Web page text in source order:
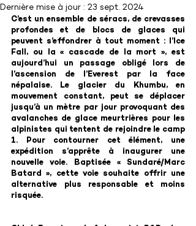
Dernière mise à jour : 23 sept. 2024
C’est un ensemble de séracs, de crevasses
profondes et de blocs de glaces qui
peuvent s’effondrer à tout moment : l’Ice
Fall, ou la « cascade de la mort », est
aujourd’hui un passage obligé lors de
l’ascension de l’Everest par la face
népalaise. Le glacier du Khumbu, en
mouvement constant, peut se déplacer
jusqu’à un mètre par jour provoquant des
avalanches de glace meurtrières pour les
alpinistes qui tentent de rejoindre le camp
1. Pour contourner cet élément, une
expédition s’apprête à inaugurer une
nouvelle voie. Baptisée « Sundaré/Marc
Batard », cette voie souhaite offrir une
alternative plus responsable et moins
risquée.